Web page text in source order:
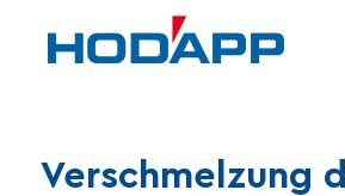
Verschmelzung